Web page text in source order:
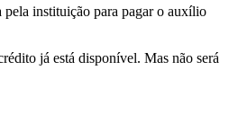
pela instituição para pagar o auxílio
já está disponível. Mas não será